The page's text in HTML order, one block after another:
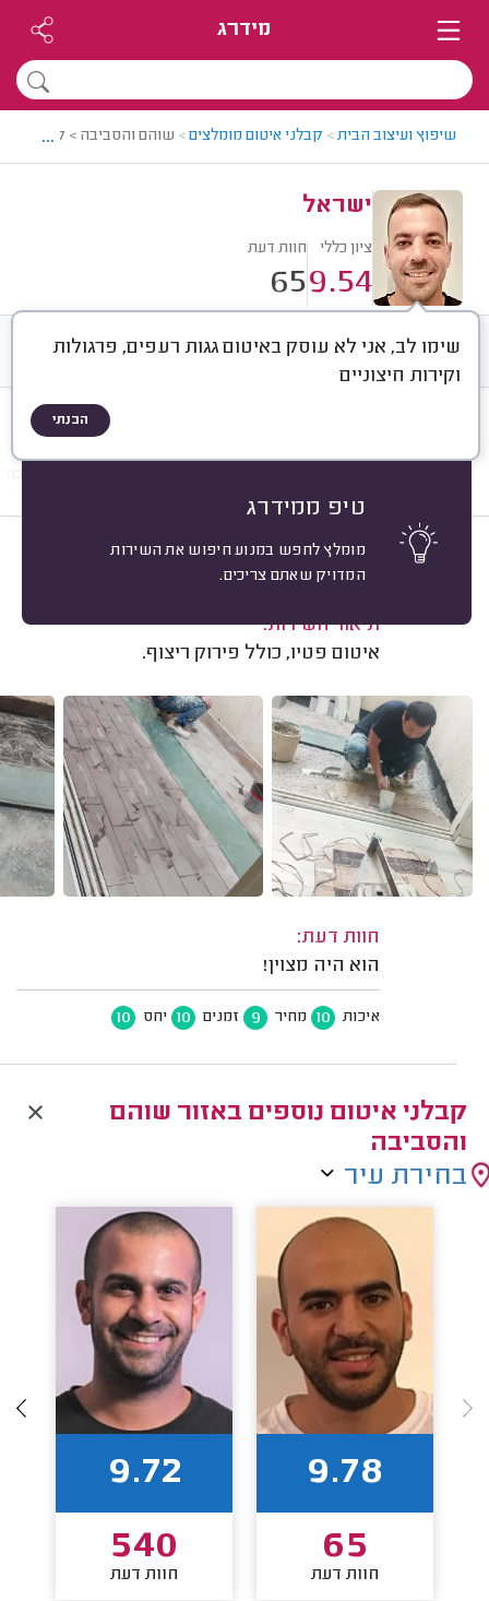
מידרג
שיפוץ ועיצוב הבית> קבלני איטום מומלצים> שוהם והסביבה > קבלן
...
ישראל
ציון כללי
9.54
חוות דעת
65
שימו לב, אני לא עוסק באיטום גגות רעפים, פרגולות
וקירות חיצוניים
הבנתי
טיפ ממידרג
מומלץ לחפש במנוע חיפוש את השירות
המדויק שאתם צריכים.
חוות דעת ממוצע רישוי ותעודות
מוטי בוטון, שוהם.
משוב: 07/09/2025
תיאור השירות:
איטום פטיו, כולל פירוק ריצוף.
חוות דעת:
הוא היה מצוין!
איכות 10 מחיר 9 זמנים 10 יחס 10
10
קבלני איטום נוספים באזור שוהם
והסביבה
בחירת עיר
9.78
65
חוות דעת
9.72
540
חוות דעת